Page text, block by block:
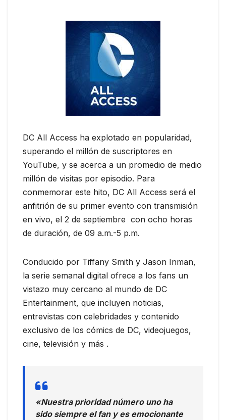
DC All Access ha explotado en popularidad,
superando el millón de suscriptores en
YouTube, y se acerca a un promedio de medio
millón de visitas por episodio. Para
conmemorar este hito, DC All Access será el
anfitrión de su primer evento con transmisión
en vivo, el 2 de septiembre con ocho horas
de duración, de 09 a.m.-5 p.m.
Conducido por Tiffany Smith y Jason Inman,
la serie semanal digital ofrece a los fans un
vistazo muy cercano al mundo de DC
Entertainment, que incluyen noticias,
entrevistas con celebridades y contenido
exclusivo de los cómics de DC, videojuegos,
cine, televisión y más .
«Nuestra prioridad número uno ha
sido siempre el fan y es emocionante